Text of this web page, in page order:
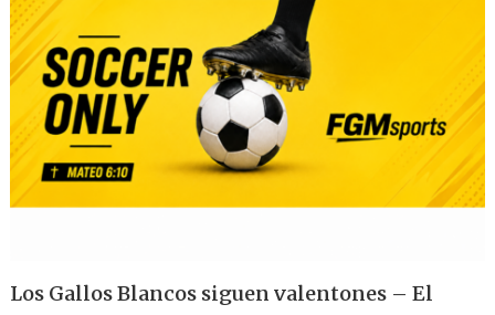
Los Gallos Blancos siguen valentones – El